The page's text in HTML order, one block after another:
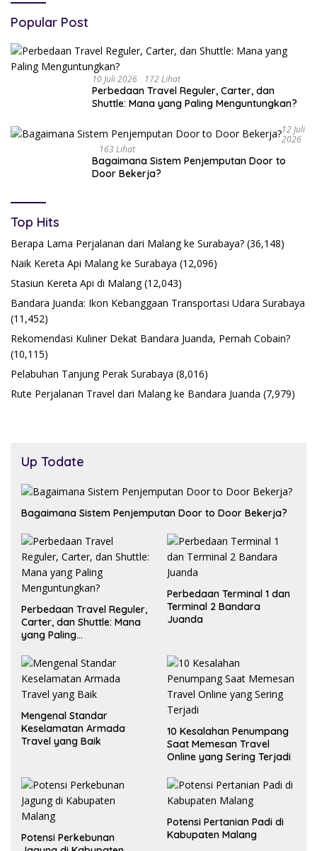
Popular Post
10 Juli 2026 172 Lihat
Perbedaan Travel Reguler, Carter, dan
Shuttle: Mana yang Paling Menguntungkan?
12 Juli
2026
163 Lihat
Bagaimana Sistem Penjemputan Door to
Door Bekerja?
Top Hits
Berapa Lama Perjalanan dari Malang ke Surabaya? (36,148)
Naik Kereta Api Malang ke Surabaya (12,096)
Stasiun Kereta Api di Malang (12,043)
Bandara Juanda: Ikon Kebanggaan Transportasi Udara Surabaya
(11,452)
Rekomendasi Kuliner Dekat Bandara Juanda, Pernah Cobain?
(10,115)
Pelabuhan Tanjung Perak Surabaya (8,016)
Rute Perjalanan Travel dari Malang ke Bandara Juanda (7,979)
Up Todate
Bagaimana Sistem Penjemputan Door to Door Bekerja?
Perbedaan Travel Reguler,
Carter, dan Shuttle: Mana
yang Paling
Perbedaan Terminal 1 dan
Terminal 2 Bandara
Juanda
Mengenal Standar
Keselamatan Armada
Travel yang Baik
10 Kesalahan Penumpang
Saat Memesan Travel
Online yang Sering Terjadi
Potensi Perkebunan
Potensi Pertanian Padi di
Kabupaten Malang